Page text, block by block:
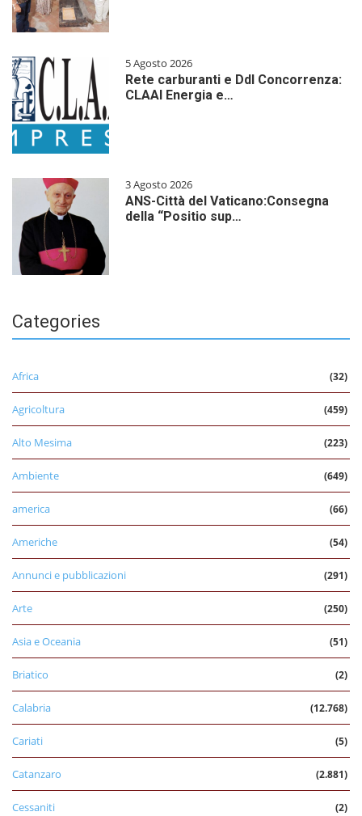
5 Agosto 2026
Rete carburanti e Ddl Concorrenza:
CLAAI Energia e…
3 Agosto 2026
ANS-Città del Vaticano:Consegna
della “Positio sup…
Categories
Africa (32)
Agricoltura (459)
Alto Mesima (223)
Ambiente (649)
america (66)
Americhe (54)
Annunci e pubblicazioni (291)
Arte (250)
Asia e Oceania (51)
Briatico (2)
Calabria (12.768)
Cariati (5)
Catanzaro (2.881)
Cessaniti (2)